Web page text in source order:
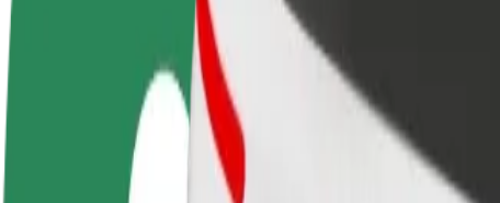
منتجات وخدمات بولت تم تطويرها